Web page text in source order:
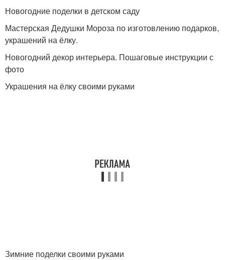
Новогодние поделки в детском саду
Мастерская Дедушки Мороза по изготовлению подарков,
украшений на ёлку.
Новогодний декор интерьера. Пошаговые инструкции с
фото
Украшения на ёлку своими руками
Зимние поделки своими руками